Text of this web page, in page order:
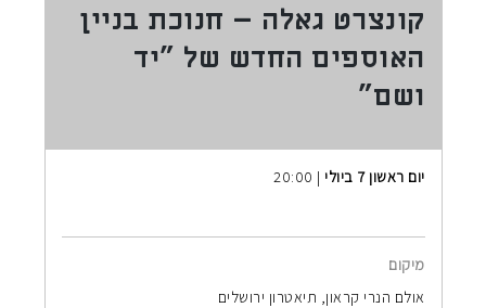
קונצרט גאלה – חנוכת בניין
האוספים החדש של "יד
ושם"
יום ראשון 7 ביולי | 20:00
מיקום
אולם הנרי קראון, תיאטרון ירושלים